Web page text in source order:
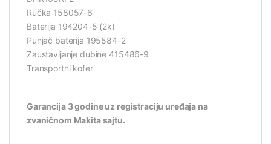
Ručka 158057-6
Baterija 194204-5 (2k)
Punjač baterija 195584-2
Zaustavljanje dubine 415486-9
Transportni kofer
Garancija 3 godine uz registraciju uređaja na
zvaničnom Makita sajtu.